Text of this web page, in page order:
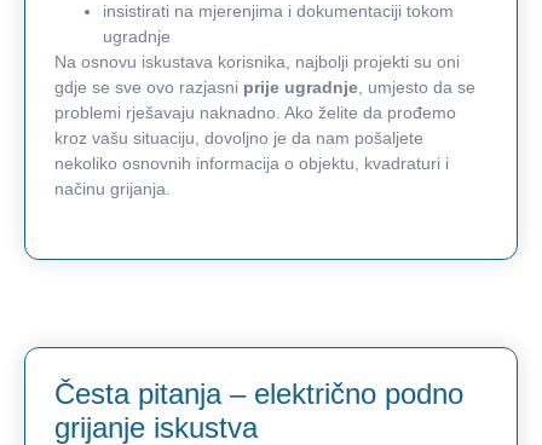
insistirati na mjerenjima i dokumentaciji tokom
ugradnje
Na osnovu iskustava korisnika, najbolji projekti su oni
gdje se sve ovo razjasni prije ugradnje, umjesto da se
problemi rješavaju naknadno. Ako želite da prođemo
kroz vašu situaciju, dovoljno je da nam pošaljete
nekoliko osnovnih informacija o objektu, kvadraturi i
načinu grijanja.
Česta pitanja – električno podno
grijanje iskustva